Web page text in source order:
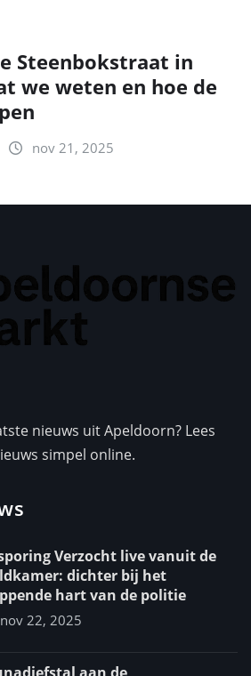
Steenbokstraat in
we weten en hoe de
nov 21, 2025
nieuws uit Apeldoorn? Lees
simpel online.
Verzocht live vanuit de
dichter bij het
hart van de politie
nov 22, 2025